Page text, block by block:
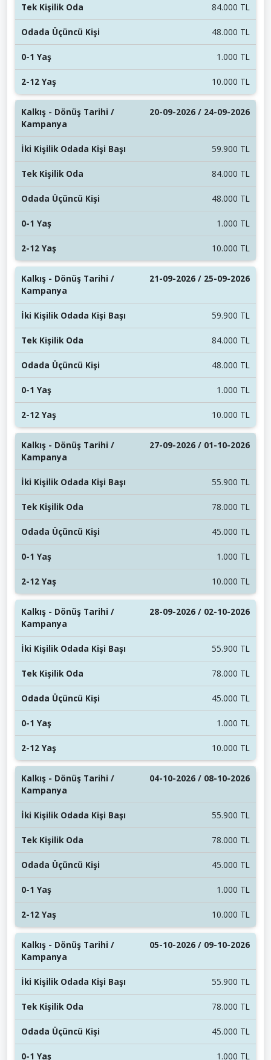
84.000 TL
48.000 TL
1.000 TL
10.000 TL
20-09-2026 / 24-09-2026
59.900 TL
84.000 TL
48.000 TL
1.000 TL
10.000 TL
21-09-2026 / 25-09-2026
59.900 TL
84.000 TL
48.000 TL
1.000 TL
10.000 TL
27-09-2026 / 01-10-2026
55.900 TL
78.000 TL
45.000 TL
1.000 TL
10.000 TL
28-09-2026 / 02-10-2026
55.900 TL
78.000 TL
45.000 TL
1.000 TL
10.000 TL
04-10-2026 / 08-10-2026
55.900 TL
78.000 TL
45.000 TL
1.000 TL
10.000 TL
05-10-2026 / 09-10-2026
55.900 TL
78.000 TL
45.000 TL
1.000 TL